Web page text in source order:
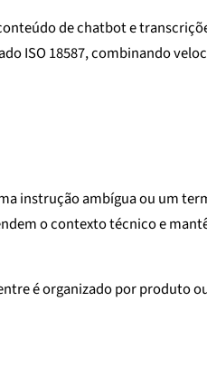
de chatbot e
ISO 18587, combinando
instrução ambígua ou um
o contexto técnico e
é organizado por